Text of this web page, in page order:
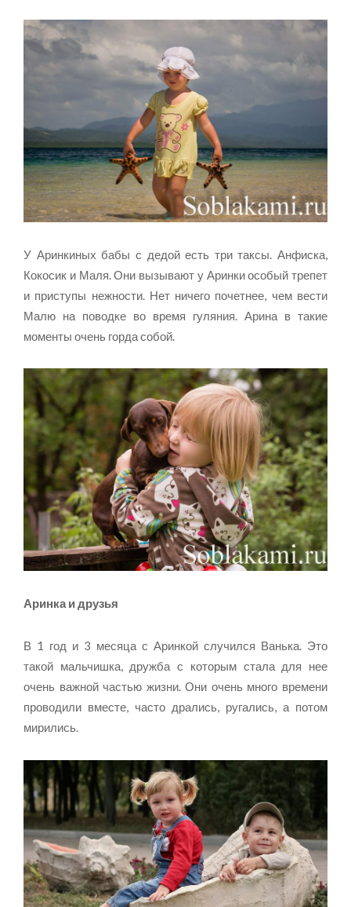
У Аринкиных бабы с дедой есть три таксы. Анфиска,
Кокосик и Маля. Они вызывают у Аринки особый трепет
и приступы нежности. Нет ничего почетнее, чем вести
Малю на поводке во время гуляния. Арина в такие
моменты очень горда собой.
Аринка и друзья
В 1 год и 3 месяца с Аринкой случился Ванька. Это
такой мальчишка, дружба с которым стала для нее
очень важной частью жизни. Они очень много времени
проводили вместе, часто дрались, ругались, а потом
мирились.